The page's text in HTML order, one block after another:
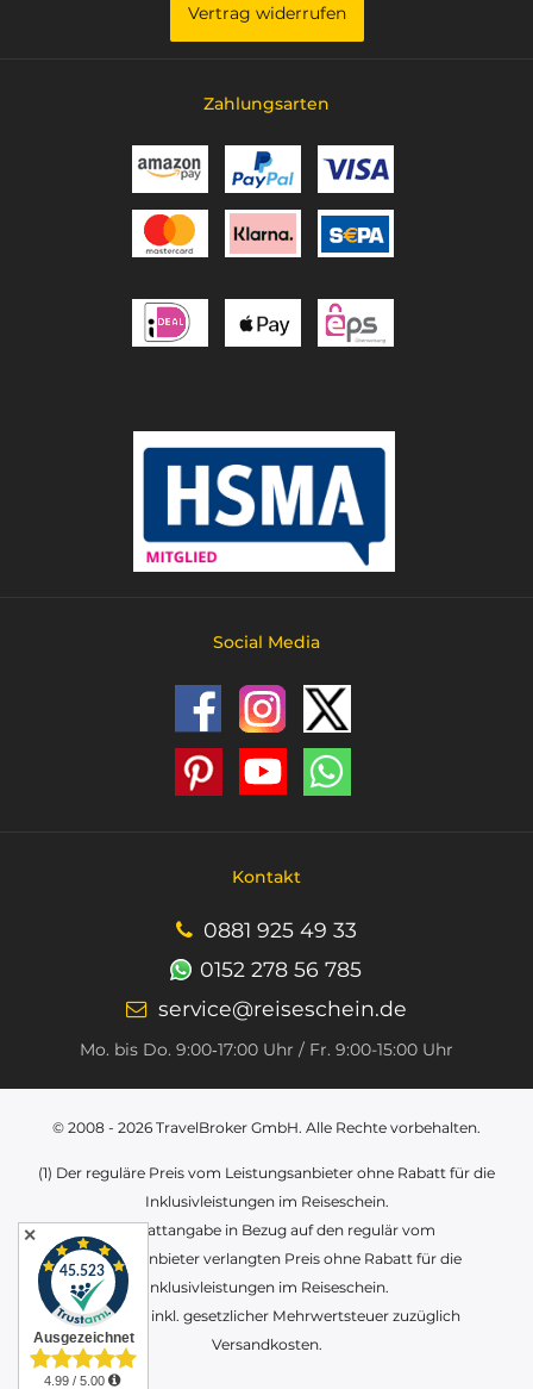
Vertrag widerrufen
Zahlungsarten
Social Media
Kontakt
0881 925 49 33
0152 278 56 785
service@reiseschein.de
Mo. bis Do. 9:00‑17:00 Uhr / Fr. 9:00-15:00 Uhr
© 2008 - 2026 TravelBroker GmbH. Alle Rechte vorbehalten.
(1) Der reguläre Preis vom Leistungsanbieter ohne Rabatt für die
Inklusivleistungen im Reiseschein.
(2) Rabattangabe in Bezug auf den regulär vom
Leistungsanbieter verlangten Preis ohne Rabatt für die
Inklusivleistungen im Reiseschein.
Alle Preise inkl. gesetzlicher Mehrwertsteuer zuzüglich
Versandkosten.
✕